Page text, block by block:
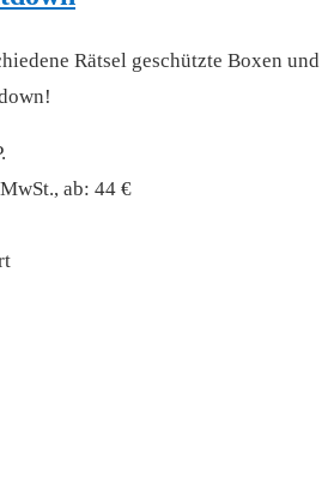
Rätsel geschützte Boxen und
ab: 44 €